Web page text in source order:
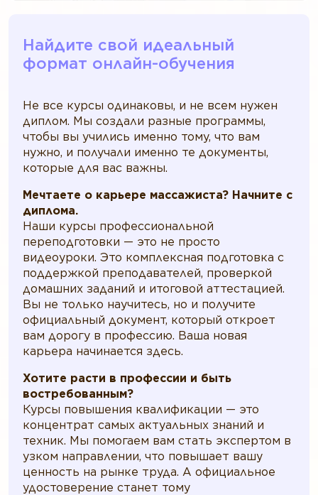
Найдите свой идеальный
формат онлайн-обучения
Не все курсы одинаковы, и не всем нужен
диплом. Мы создали разные программы,
чтобы вы учились именно тому, что вам
нужно, и получали именно те документы,
которые для вас важны.
Мечтаете о карьере массажиста? Начните с
диплома.
Наши курсы профессиональной
переподготовки — это не просто
видеоуроки. Это комплексная подготовка с
поддержкой преподавателей, проверкой
домашних заданий и итоговой аттестацией.
Вы не только научитесь, но и получите
официальный документ, который откроет
вам дорогу в профессию. Ваша новая
карьера начинается здесь.
Хотите расти в профессии и быть
востребованным?
Курсы повышения квалификации — это
концентрат самых актуальных знаний и
техник. Мы помогаем вам стать экспертом в
узком направлении, что повышает вашу
ценность на рынке труда. А официальное
удостоверение станет тому